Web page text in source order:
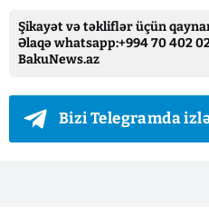
Şikayət və təkliflər üçün
Əlaqə whatsapp:+994 70 402
BakuNews.az
Bizi Telegramda